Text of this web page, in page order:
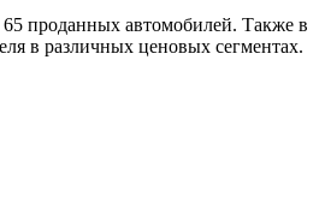
65 проданных автомобилей. Также в
в различных ценовых сегментах.